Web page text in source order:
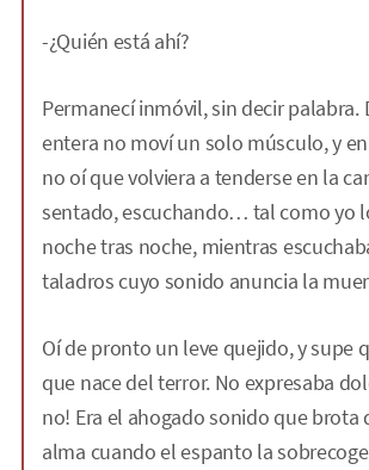
-¿Quién está ahí?
Permanecí inmóvil, sin decir palabra.
entera no moví un solo músculo, y
no oí que volviera a tenderse en la
sentado, escuchando… tal como yo
noche tras noche, mientras
taladros cuyo sonido anuncia la
Oí de pronto un leve quejido, y supe
que nace del terror. No expresaba
no! Era el ahogado sonido que brota
alma cuando el espanto la